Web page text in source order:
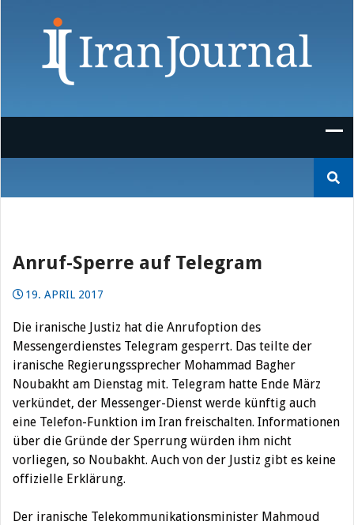
nach:
Anruf-Sperre auf Telegram
19. APRIL 2017
Die iranische Justiz hat die Anrufoption des
Messengerdienstes Telegram gesperrt. Das teilte der
iranische Regierungssprecher Mohammad Bagher
Noubakht am Dienstag mit. Telegram hatte Ende März
verkündet, der Messenger-Dienst werde künftig auch
eine Telefon-Funktion im Iran freischalten. Informationen
über die Gründe der Sperrung würden ihm nicht
vorliegen, so Noubakht. Auch von der Justiz gibt es keine
offizielle Erklärung.
Der iranische Telekommunikationsminister Mahmoud